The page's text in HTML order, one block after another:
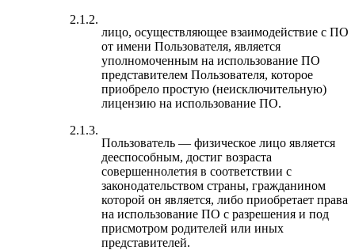
2.1.2.
лицо, осуществляющее взаимодействие с ПО
от имени Пользователя, является
уполномоченным на использование ПО
представителем Пользователя, которое
приобрело простую (неисключительную)
лицензию на использование ПО.
2.1.3.
Пользователь — физическое лицо является
дееспособным, достиг возраста
совершеннолетия в соответствии с
законодательством страны, гражданином
которой он является, либо приобретает права
на использование ПО с разрешения и под
присмотром родителей или иных
представителей.